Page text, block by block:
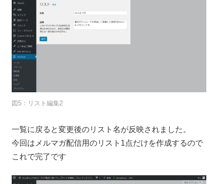
図5：リスト編集2
一覧に戻ると変更後のリスト名が反映されました。
今回はメルマガ配信用のリスト1点だけを作成するので
これで完了です